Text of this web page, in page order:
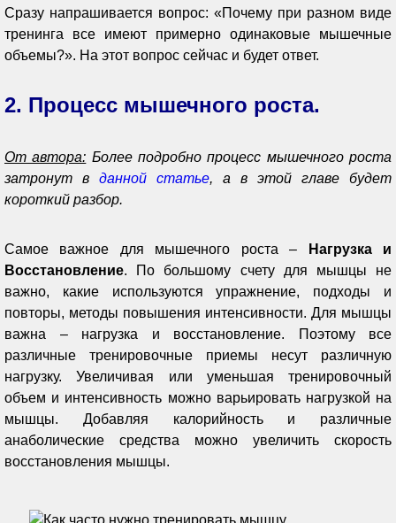
Сразу напрашивается вопрос: «Почему при разном виде
тренинга все имеют примерно одинаковые мышечные
объемы?». На этот вопрос сейчас и будет ответ.
2. Процесс мышечного роста.
От автора: Более подробно процесс мышечного роста
затронут в данной статье, а в этой главе будет
короткий разбор.
Самое важное для мышечного роста –
Нагрузка и
Восстановление. По большому счету для мышцы не
важно, какие используются упражнение, подходы и
повторы, методы повышения интенсивности. Для мышцы
важна – нагрузка и восстановление. Поэтому все
различные тренировочные приемы несут различную
нагрузку. Увеличивая или уменьшая тренировочный
объем и интенсивность можно варьировать нагрузкой на
мышцы. Добавляя калорийность и различные
анаболические средства можно увеличить скорость
восстановления мышцы.